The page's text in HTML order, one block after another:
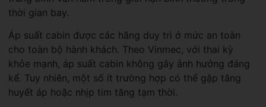
thời gian bay.
Áp suất cabin được các hãng duy trì ở mức an toàn
cho toàn bộ hành khách. Theo Vinmec, với thai kỳ
khỏe mạnh, áp suất cabin không gây ảnh hưởng đáng
kể. Tuy nhiên, một số ít trường hợp có thể gặp tăng
huyết áp hoặc nhịp tim tăng tạm thời.